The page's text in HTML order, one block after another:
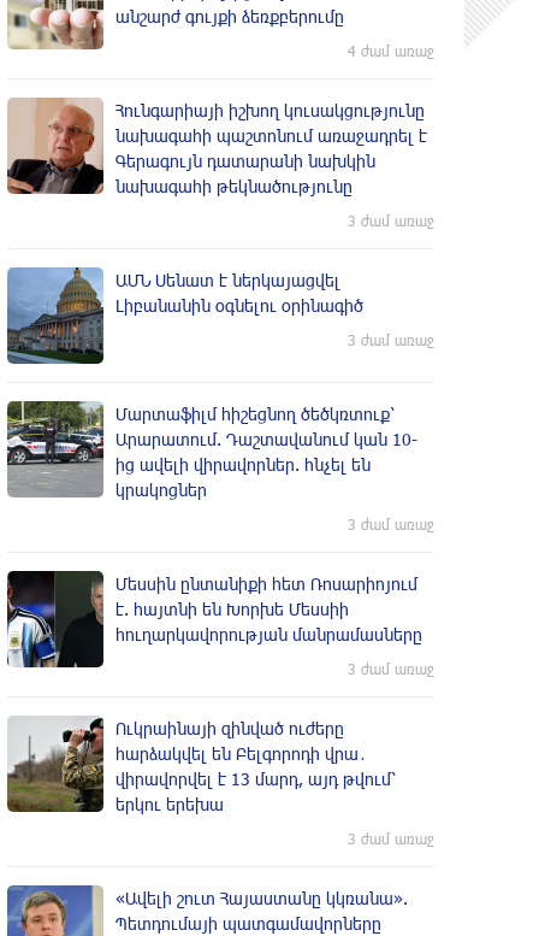
անշարժ գույքի ձեռքբերումը
4 ժամ առաջ
Հունգարիայի իշխող կուսակցությունը
նախագահի պաշտոնում առաջադրել է
Գերագույն դատարանի նախկին
նախագահի թեկնածությունը
3 ժամ առաջ
ԱՄՆ Սենատ է ներկայացվել
Լիբանանին օգնելու օրինագիծ
3 ժամ առաջ
Մարտաֆիլմ հիշեցնող ծեծկռտուք՝
Արարատում. Դաշտավանում կան 10-
ից ավելի վիրավորներ. հնչել են
կրակոցներ
3 ժամ առաջ
Մեսսին ընտանիքի հետ Ռոսարիոյում
է. հայտնի են Խորխե Մեսսիի
հուղարկավորության մանրամասները
3 ժամ առաջ
Ուկրաինայի զինված ուժերը
հարձակվել են Բելգորոդի վրա․
վիրավորվել է 13 մարդ, այդ թվում՝
երկու երեխա
3 ժամ առաջ
«Ավելի շուտ Հայաստանը կկռանա».
Պետդումայի պատգամավորները